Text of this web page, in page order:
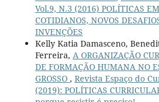
Vol.9, N.3 (2016) POLÍTICAS
COTIDIANOS, NOVOS
INVENÇÕES
Kelly Katia Damasceno,
Ferreira, A ORGANIZAÇÃO
DE FORMAÇÃO HUMANA NO
GROSSO , Revista Espaço do
(2019): POLÍTICAS